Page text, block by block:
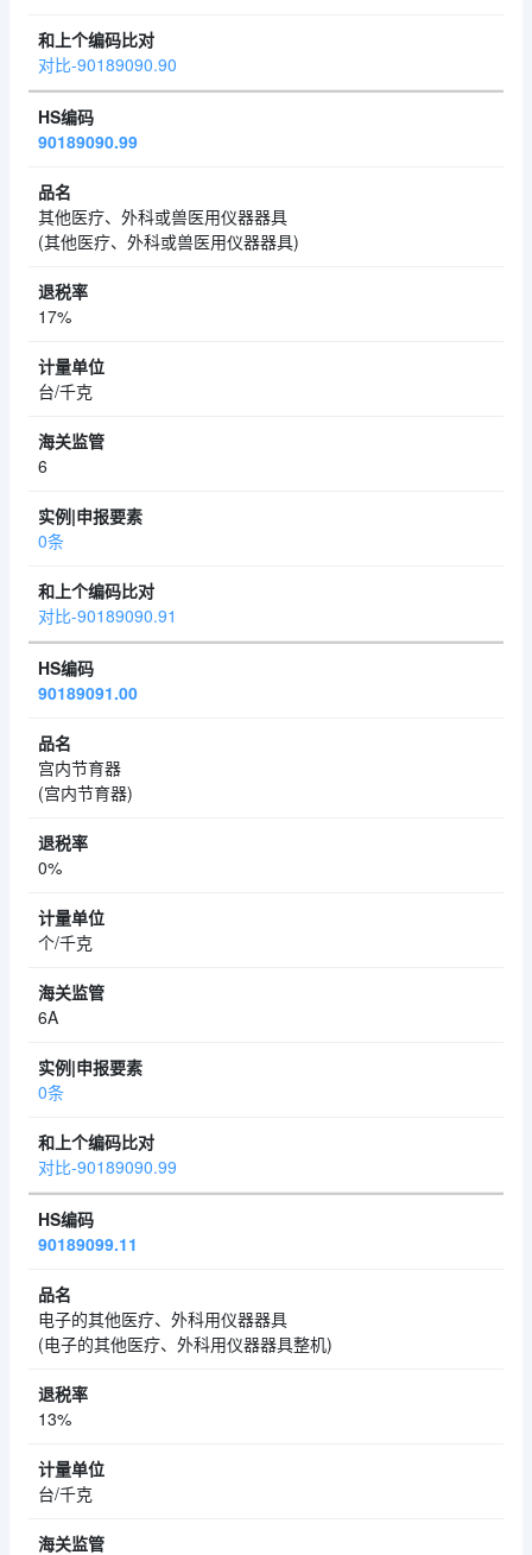
对比-90189090.90
90189090.99
其他医疗、外科或兽医用仪器器具
(其他医疗、外科或兽医用仪器器具)
17%
台/千克
6
0条
对比-90189090.91
90189091.00
宫内节育器
(宫内节育器)
0%
个/千克
6A
0条
对比-90189090.99
90189099.11
电子的其他医疗、外科用仪器器具
(电子的其他医疗、外科用仪器器具整机)
13%
台/千克